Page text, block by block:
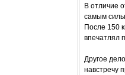
В отличие
самым
После 150
впечатлял
Другое
навстречу